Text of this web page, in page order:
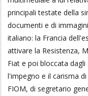
principali testate della
documenti e di
italiano: la Francia
attivare la Resistenza,
Fiat e poi bloccata
l'impegno e il carisma
FIOM, di segretario